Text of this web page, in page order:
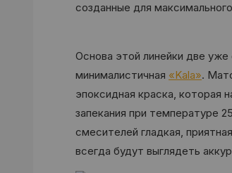
созданные для
Основа этой линейки две уже
минималистичная «Kala».
эпоксидная краска, которая
запекания при температуре
смесителей гладкая,
всегда будут выглядеть